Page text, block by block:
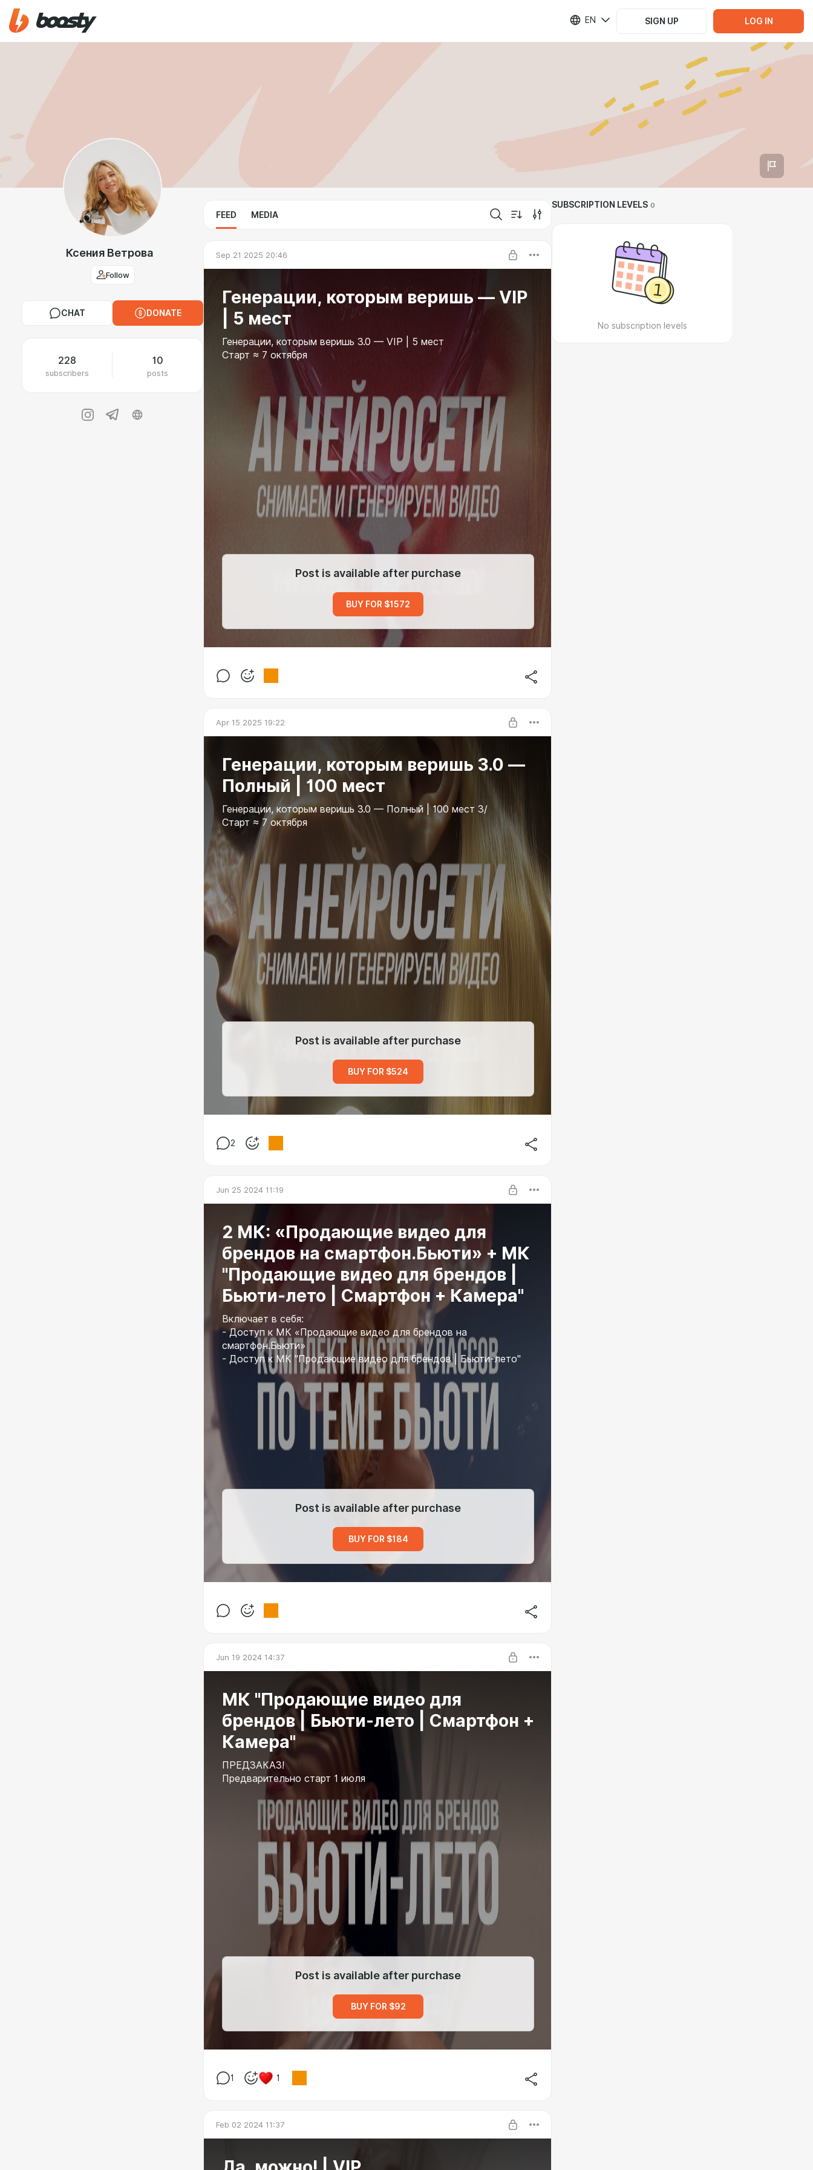
EN SIGN UP LOG IN
Ксения Ветрова
Follow
CHAT DONATE
228
subscribers
10
posts
FEED MEDIA
Sep 21 2025 20:46
Генерации, которым веришь — VIP
| 5 мест
Генерации, которым веришь 3.0 — VIP | 5 мест
Старт ≈ 7 октября
Post is available after purchase
BUY FOR $1572
Apr 15 2025 19:22
Генерации, которым веришь 3.0 —
Полный | 100 мест
Генерации, которым веришь 3.0 — Полный | 100 мест 3/
Старт ≈ 7 октября
Post is available after purchase
BUY FOR $524
2
Jun 25 2024 11:19
2 МК: «Продающие видео для
брендов на смартфон.Бьюти» + МК
"Продающие видео для брендов |
Бьюти-лето | Смартфон + Камера"
Включает в себя:
- Доступ к МК «Продающие видео для брендов на
смартфон.Бьюти»
- Доступ к МК "Продающие видео для брендов | Бьюти-лето"
Post is available after purchase
BUY FOR $184
Jun 19 2024 14:37
МК "Продающие видео для
брендов | Бьюти-лето | Смартфон +
Камера"
ПРЕДЗАКАЗ!
Предварительно старт 1 июля
Post is available after purchase
BUY FOR $92
1 1
Feb 02 2024 11:37
SUBSCRIPTION LEVELS 0
No subscription levels